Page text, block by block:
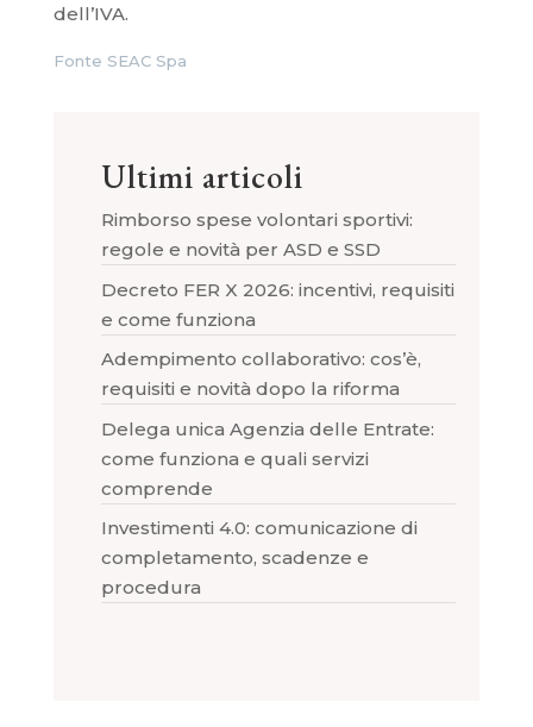
dell’IVA.
Fonte SEAC Spa
Ultimi articoli
Rimborso spese volontari sportivi:
regole e novità per ASD e SSD
Decreto FER X 2026: incentivi, requisiti
e come funziona
Adempimento collaborativo: cos’è,
requisiti e novità dopo la riforma
Delega unica Agenzia delle Entrate:
come funziona e quali servizi
comprende
Investimenti 4.0: comunicazione di
completamento, scadenze e
procedura